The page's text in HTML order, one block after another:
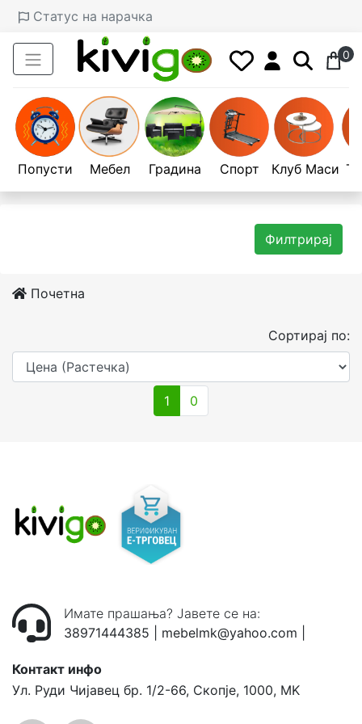
Статус на нарачка
0
Попусти Мебел Градина Спорт Клуб Маси
Филтрирај
Почетна
Сортирај по:
1 0
Имате прашања? Јавете се на:
38971444385
mebelmk@yahoo.com
Контакт инфо
Ул. Руди Чијавец бр. 1/2-66, Скопје, 1000, MK